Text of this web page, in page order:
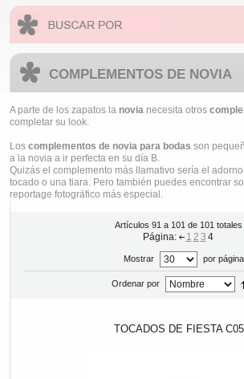
COMPLEMENTOS DE NOVIA
A parte de los zapatos la novia necesita otros
completar su look.
Los complementos de novia para bodas son
a la novia a ir perfecta en su día B.
Quizás el complemento más llamativo sería el
tocado o una tiara. Pero también puedes encontrar
reportage fotográfico más especial.
Artículos 91 a 101 de 101 totales
Página: 1 2 3 4
Mostrar por página
Ordenar por
TOCADOS DE FIESTA C05